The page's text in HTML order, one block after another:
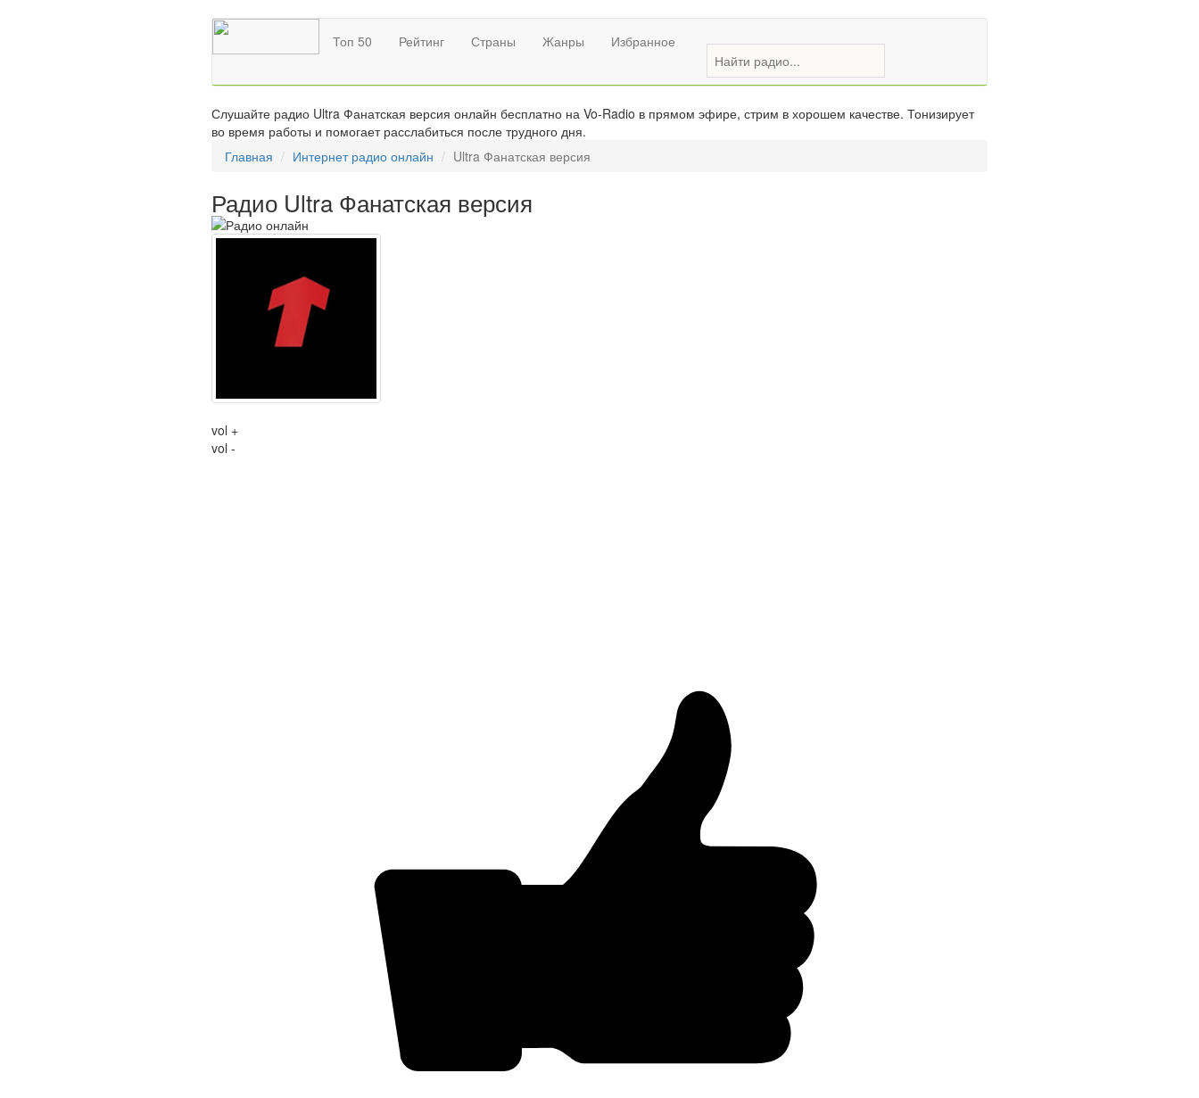
Топ 50 Рейтинг Страны Жанры Избранное
Слушайте радио Ultra Фанатская версия онлайн бесплатно на Vo-Radio в прямом эфире, стрим в хорошем качестве. Тонизирует
во время работы и помогает расслабиться после трудного дня.
Главная
Интернет радио онлайн Ultra Фанатская версия
Радио Ultra Фанатская версия
vol +
vol -